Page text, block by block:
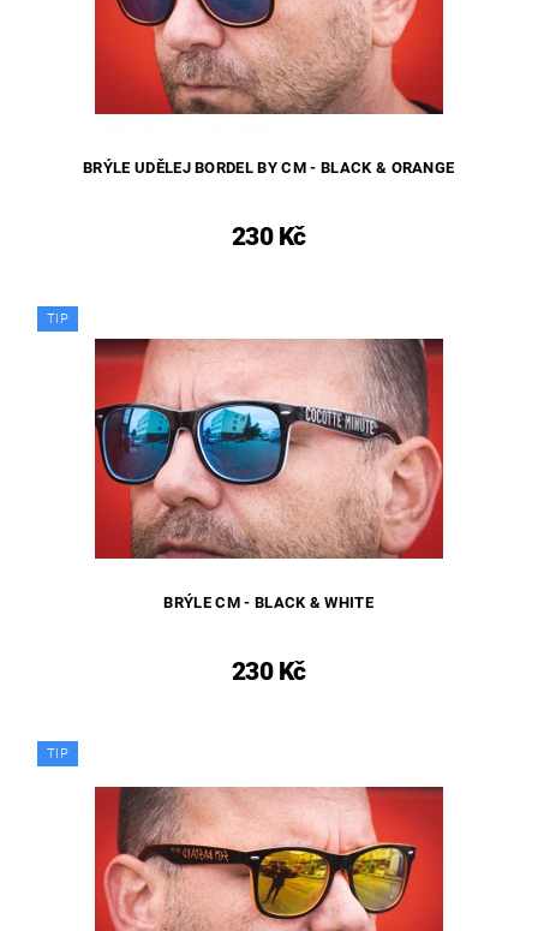
BRÝLE UDĚLEJ BORDEL BY CM - BLACK & ORANGE
230 Kč
TIP
BRÝLE CM - BLACK & WHITE
230 Kč
TIP